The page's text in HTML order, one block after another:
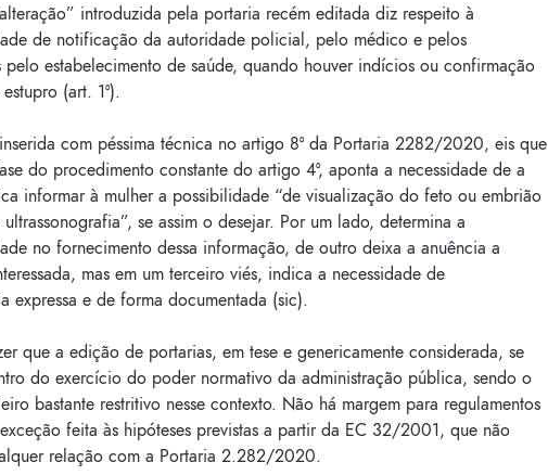
introduzida pela portaria recém editada diz respeito à
de notificação da autoridade policial, pelo médico e pelos
pelo estabelecimento de saúde, quando houver indícios ou confirmação
(art. 1º).
com péssima técnica no artigo 8º da Portaria 2282/2020, eis que
do procedimento constante do artigo 4º, aponta a necessidade de a
informar à mulher a possibilidade “de visualização do feto ou embrião
se assim o desejar. Por um lado, determina a
no fornecimento dessa informação, de outro deixa a anuência a
mas em um terceiro viés, indica a necessidade de
expressa e de forma documentada (sic).
que a edição de portarias, em tese e genericamente considerada, se
do exercício do poder normativo da administração pública, sendo o
bastante restritivo nesse contexto. Não há margem para regulamentos
feita às hipóteses previstas a partir da EC 32/2001, que não
relação com a Portaria 2.282/2020.